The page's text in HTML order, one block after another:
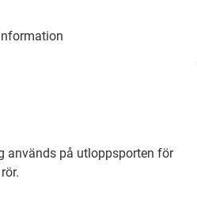
används på utloppsporten för